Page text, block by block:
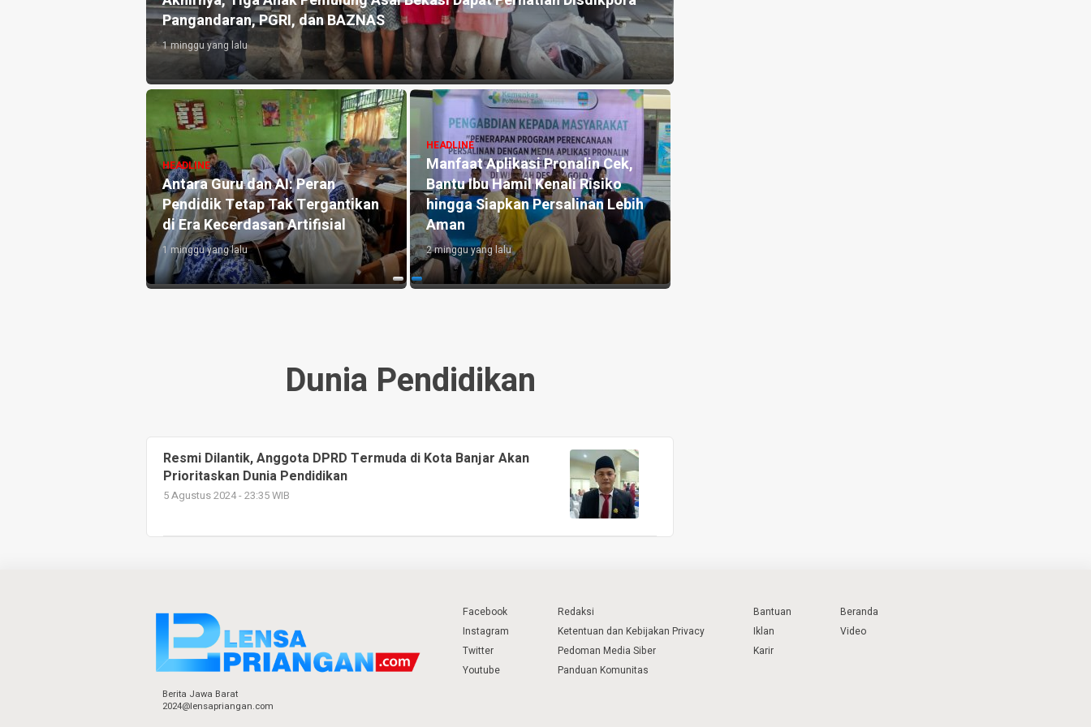
untuk Warga
3 hari yang lalu
HEADLINE
Pengelola Kebun Durian di
Kedungwuluh Pangandaran Sulap
Lahan Tidak Produktif ‎
4 hari yang lalu
HEADLINE
Grand Palma Pangandaran
Rayakan HUT ke-3, Perkuat
Konsep Syariah dan Targetkan
Ekspansi
1 minggu yang lalu
Dunia Pendidikan
Resmi Dilantik, Anggota DPRD Termuda di Kota Banjar Akan
Prioritaskan Dunia Pendidikan
5 Agustus 2024 - 23:35 WIB
Berita Jawa Barat
2024@lensapriangan.com
Facebook
Instagram
Twitter
Youtube
Redaksi
Ketentuan dan Kebijakan Privacy
Pedoman Media Siber
Panduan Komunitas
Bantuan
Iklan
Karir
Beranda
Video